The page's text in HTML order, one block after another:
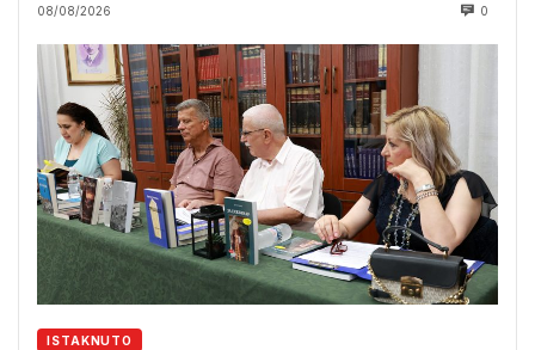
08/08/2026 0
ISTAKNUTO